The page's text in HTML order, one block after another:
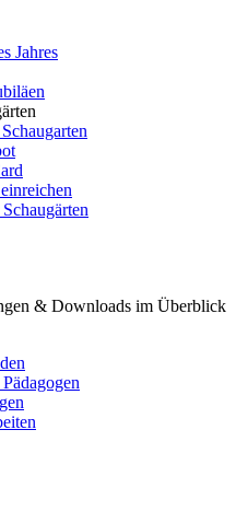
Jahres
& Downloads im Überblick